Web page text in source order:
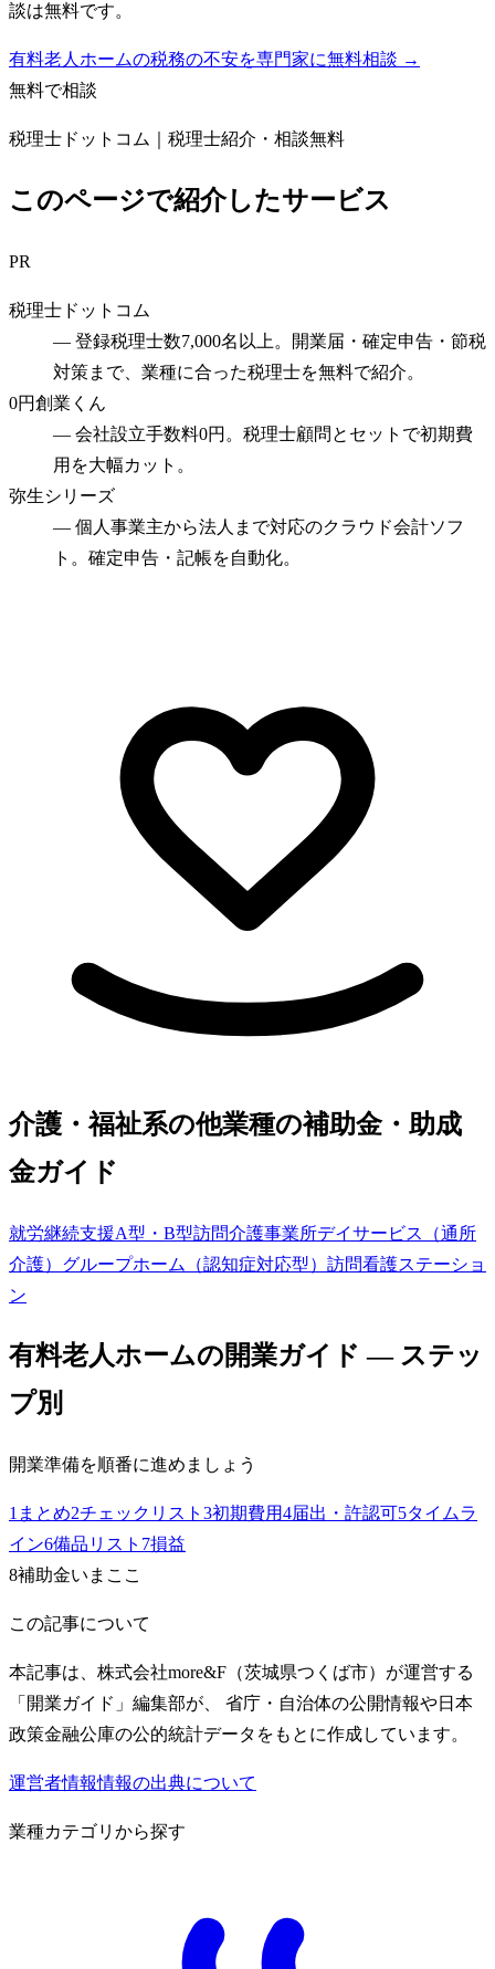
談は無料です。
有料老人ホームの税務の不安を専門家に無料相談 →
無料で相談
税理士ドットコム｜税理士紹介・相談無料
このページで紹介したサービス
PR
税理士ドットコム
— 登録税理士数7,000名以上。開業届・確定申告・節税
対策まで、業種に合った税理士を無料で紹介。
0円創業くん
— 会社設立手数料0円。税理士顧問とセットで初期費
用を大幅カット。
弥生シリーズ
— 個人事業主から法人まで対応のクラウド会計ソフ
ト。確定申告・記帳を自動化。
介護・福祉系の他業種の補助金・助成
金ガイド
就労継続支援A型・B型訪問介護事業所デイサービス（通所
介護） グループホーム（認知症対応型） 訪問看護ステーショ
ン
有料老人ホームの開業ガイド — ステッ
プ別
開業準備を順番に進めましょう
1 まとめ2チェックリスト 3初期費用4届出・許認可5タイムラ
イン6備品リスト 7損益
8補助金いまここ
この記事について
本記事は、株式会社more&F（茨城県つくば市）が運営する
「開業ガイド」編集部が、 省庁・自治体の公開情報や日本
政策金融公庫の公的統計データをもとに作成しています。
運営者情報情報の出典について
業種カテゴリから探す